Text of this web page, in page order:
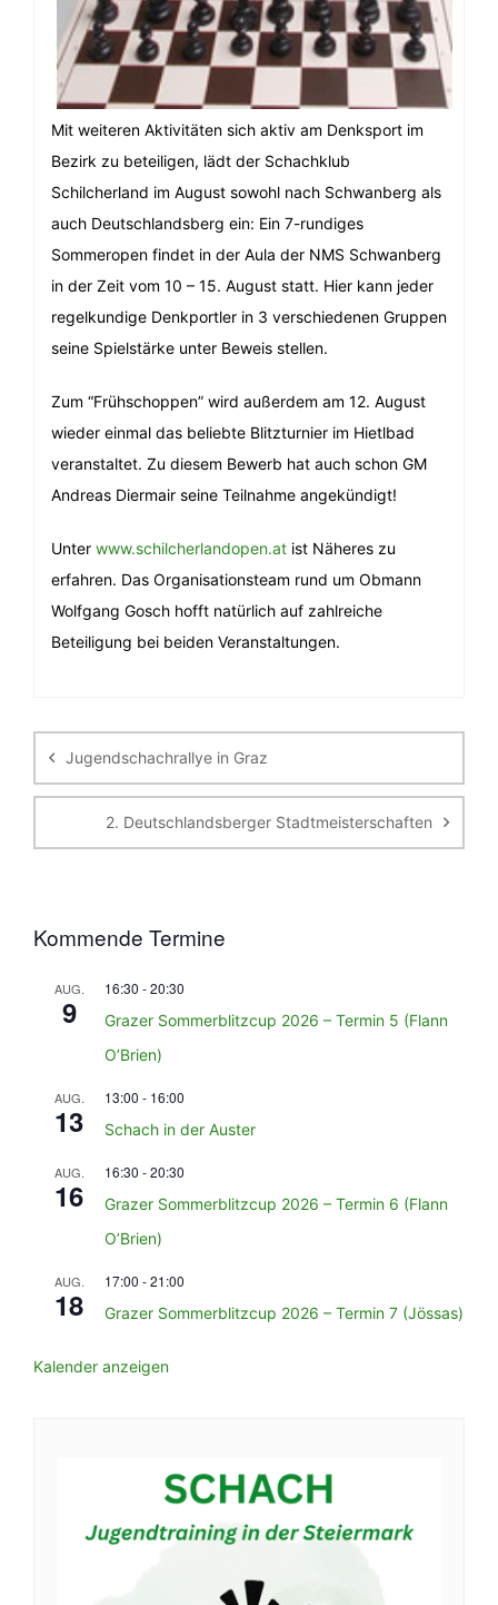
Mit weiteren Aktivitäten sich aktiv am Denksport im
Bezirk zu beteiligen, lädt der Schachklub
Schilcherland im August sowohl nach Schwanberg als
auch Deutschlandsberg ein: Ein 7-rundiges
Sommeropen findet in der Aula der NMS Schwanberg
in der Zeit vom 10 – 15. August statt. Hier kann jeder
regelkundige Denkportler in 3 verschiedenen Gruppen
seine Spielstärke unter Beweis stellen.
Zum “Frühschoppen” wird außerdem am 12. August
wieder einmal das beliebte Blitzturnier im Hietlbad
veranstaltet. Zu diesem Bewerb hat auch schon GM
Andreas Diermair seine Teilnahme angekündigt!
Unter www.schilcherlandopen.at ist Näheres zu
erfahren. Das Organisationsteam rund um Obmann
Wolfgang Gosch hofft natürlich auf zahlreiche
Beteiligung bei beiden Veranstaltungen.
Jugendschachrallye in Graz
2. Deutschlandsberger Stadtmeisterschaften
Kommende Termine
AUG.
9
16:30 -20:30
Grazer Sommerblitzcup 2026 – Termin 5 (Flann
O’Brien)
AUG.
13
13:00 - 16:00
Schach in der Auster
AUG.
16
16:30 -20:30
Grazer Sommerblitzcup 2026 – Termin 6 (Flann
O’Brien)
AUG.
18
17:00 -21:00
Grazer Sommerblitzcup 2026 – Termin 7 (Jössas)
Kalender anzeigen